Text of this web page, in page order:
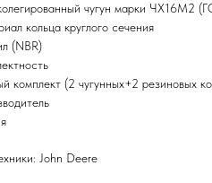
чугун марки ЧХ16М2
кольца круглого сечения
(NBR)
комплект (2 чугунных+2 резиновых
John Deere